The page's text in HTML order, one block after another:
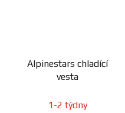
Alpinestars chladící
vesta
1-2 týdny